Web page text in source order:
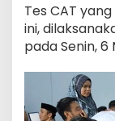
Tes CAT
ini,
pada Senin, 6